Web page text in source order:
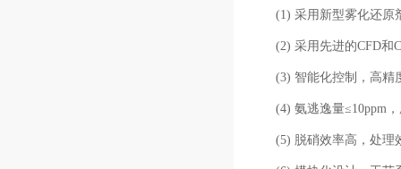
(1) 采用新型雾化还原
(2) 采用先进的CFD和
(3) 智能化控制，高精
(4) 氨逃逸量≤10ppm
(5) 脱硝效率高，处理